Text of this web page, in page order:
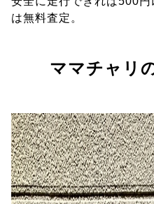
は無料査定。
ママチャリ